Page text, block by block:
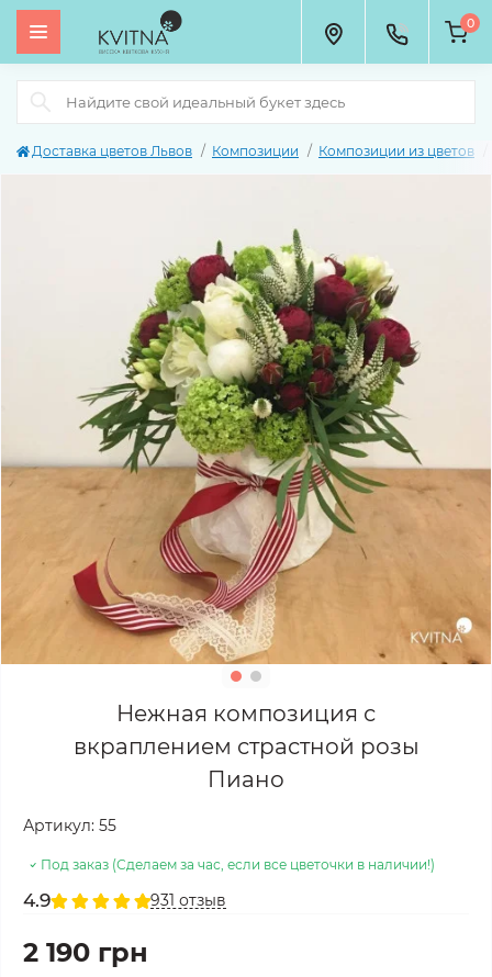
0
Доставка цветов Львов Композиции Композиции из цветов
Нежная композиция с
вкраплением страстной розы
Пиано
Артикул: 55
Под заказ (Сделаем за час, если все цветочки в наличии!)
4.9 931 отзыв
2 190 грн